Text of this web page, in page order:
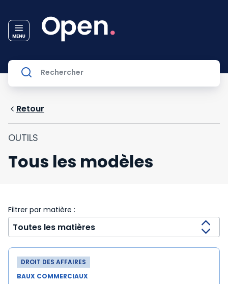
Retour
OUTILS
Tous les modèles
Filtrer par matière :
DROIT DES AFFAIRES
BAUX COMMERCIAUX